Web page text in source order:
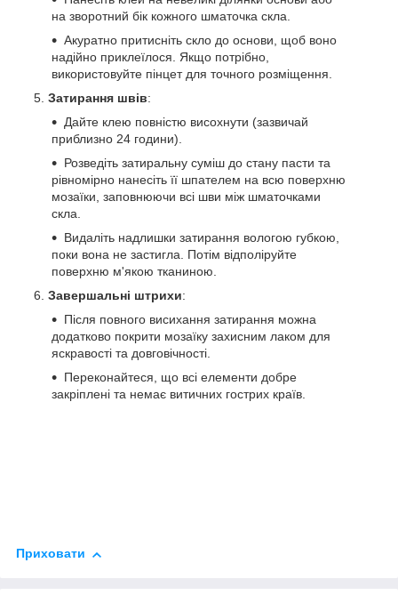
на зворотний бік кожного шматочка скла.
Акуратно притисніть скло до основи, щоб воно
надійно приклеїлося. Якщо потрібно,
використовуйте пінцет для точного розміщення.
Затирання швів:
Дайте клею повністю висохнути (зазвичай
приблизно 24 години).
Розведіть затиральну суміш до стану пасти та
рівномірно нанесіть її шпателем на всю поверхню
мозаїки, заповнюючи всі шви між шматочками
скла.
Видаліть надлишки затирання вологою губкою,
поки вона не застигла. Потім відполіруйте
поверхню м'якою тканиною.
Завершальні штрихи:
Після повного висихання затирання можна
додатково покрити мозаїку захисним лаком для
яскравості та довговічності.
Переконайтеся, що всі елементи добре
закріплені та немає витичних гострих країв.
Приховати